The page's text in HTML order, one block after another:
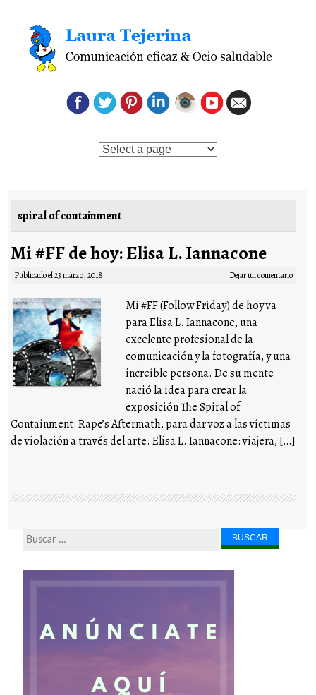
Saltar al contenido
spiral of containment
Mi #FF de hoy: Elisa L. Iannacone
Publicado el23 marzo, 2018 Dejar un comentario
Mi #FF (Follow Friday) de hoy va
para Elisa L. Iannacone, una
excelente profesional de la
comunicación y la fotografía, y una
increíble persona. De su mente
nació la idea para crear la
exposición The Spiral of
Containment: Rape’s Aftermath, para dar voz a las víctimas
de violación a través del arte. Elisa L. Iannacone: viajera, […]
Buscar...